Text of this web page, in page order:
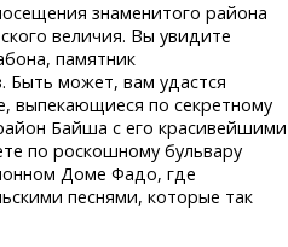
знаменитого района
величия. Вы увидите
памятник
Быть может, вам удастся
выпекающиеся по секретному
Байша с его красивейшими
по роскошному бульвару
Доме Фадо, где
песнями, которые так